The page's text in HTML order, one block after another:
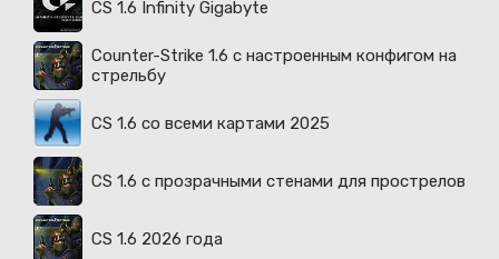
CS 1.6 Infinity Gigabyte
Counter-Strike 1.6 с настроенным конфигом на
стрельбу
CS 1.6 со всеми картами 2025
CS 1.6 с прозрачными стенами для прострелов
CS 1.6 2026 года